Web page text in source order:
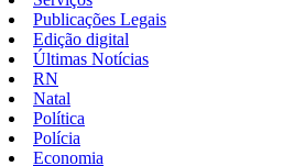
Publicações Legais
Edição digital
Últimas Notícias
RN
Natal
Política
Polícia
Economia